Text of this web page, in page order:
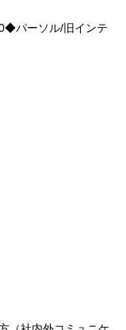
パーソル/旧インテ